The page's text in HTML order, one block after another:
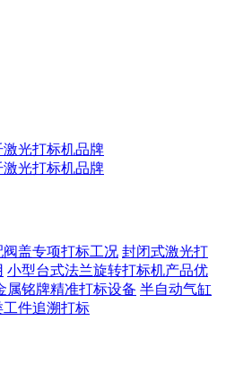
激光打标机品牌
激光打标机品牌
盖专项打标工况 封闭式激光打
小型台式法兰旋转打标机产品优
属铭牌精准打标设备 半自动气缸
件追溯打标